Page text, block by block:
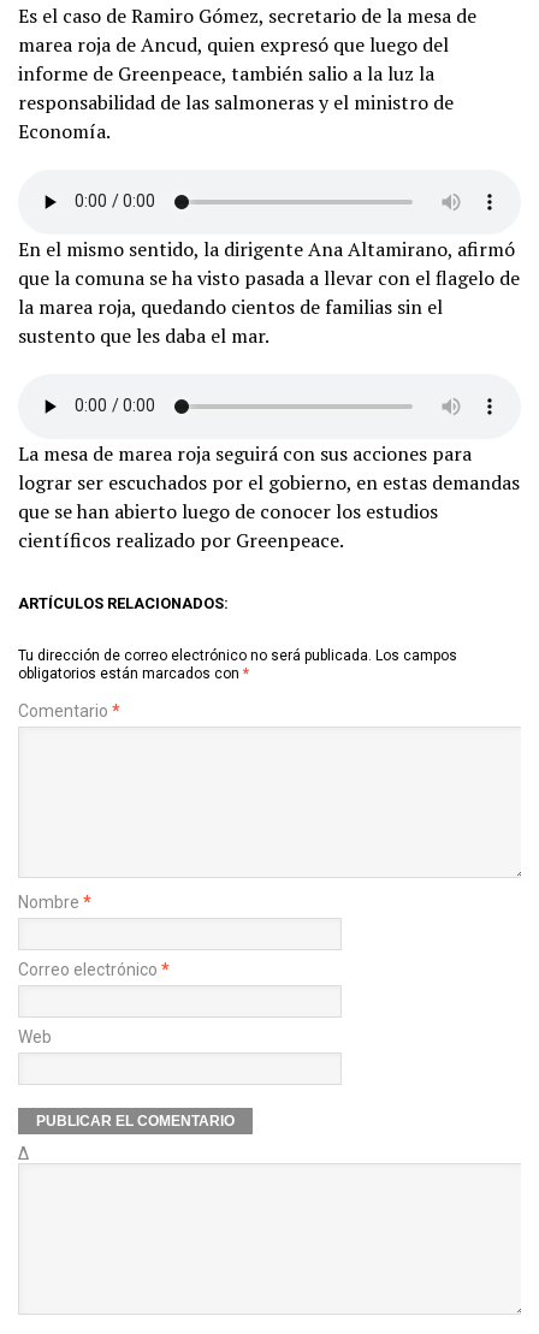
Es el caso de Ramiro Gómez, secretario de la mesa de
marea roja de Ancud, quien expresó que luego del
informe de Greenpeace, también salio a la luz la
responsabilidad de las salmoneras y el ministro de
Economía.
En el mismo sentido, la dirigente Ana Altamirano, afirmó
que la comuna se ha visto pasada a llevar con el flagelo de
la marea roja, quedando cientos de familias sin el
sustento que les daba el mar.
La mesa de marea roja seguirá con sus acciones para
lograr ser escuchados por el gobierno, en estas demandas
que se han abierto luego de conocer los estudios
científicos realizado por Greenpeace.
ARTÍCULOS RELACIONADOS:
Tu dirección de correo electrónico no será publicada. Los campos
obligatorios están marcados con *
Comentario *
Nombre *
Correo electrónico *
Web
Δ